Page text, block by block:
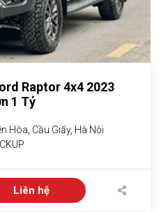
Raptor 4x4 2023
1 Tỷ
Hòa, Cầu Giấy, Hà Nội
Liên hệ